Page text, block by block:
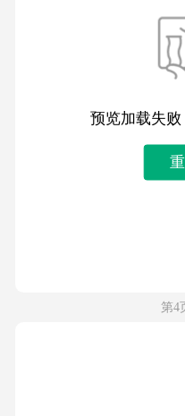
预览加载失
第4